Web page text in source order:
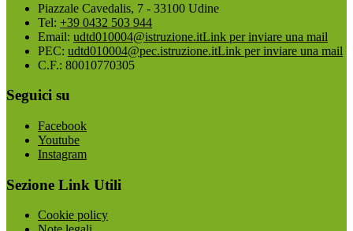
Piazzale Cavedalis, 7 - 33100 Udine
Tel: +39 0432 503 944
Email: udtd010004@istruzione.itLink per inviare una mail
PEC: udtd010004@pec.istruzione.itLink per inviare una mail
C.F.: 80010770305
Seguici su
Facebook
Youtube
Instagram
Sezione Link Utili
Cookie policy